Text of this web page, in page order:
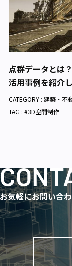
点群データとは
活用事例を紹介
CATEGORY : 建築・不
TAG : #3D空間制作
お気軽にお問い合わ